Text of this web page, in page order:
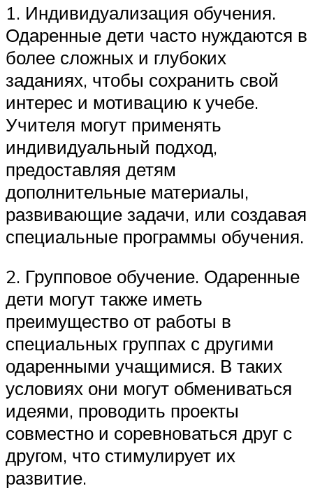
1. Индивидуализация обучения.
Одаренные дети часто нуждаются в
более сложных и глубоких
заданиях, чтобы сохранить свой
интерес и мотивацию к учебе.
Учителя могут применять
индивидуальный подход,
предоставляя детям
дополнительные материалы,
развивающие задачи, или создавая
специальные программы обучения.
2. Групповое обучение. Одаренные
дети могут также иметь
преимущество от работы в
специальных группах с другими
одаренными учащимися. В таких
условиях они могут обмениваться
идеями, проводить проекты
совместно и соревноваться друг с
другом, что стимулирует их
развитие.